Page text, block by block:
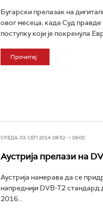
Бугарски прелазак на
овог месеца, када Суд правде
поступку који је покренула
Прочитај
СРЕДА, 03. СЕП 2014, 08:52 -> 09:00
Аустрија прелази на
Аустрија намерава да се
напреднији DVB-T2 стандард
2016...